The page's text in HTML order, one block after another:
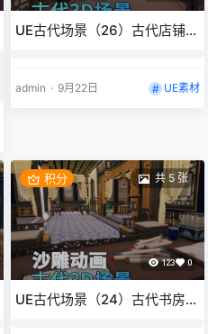
UE古代场景（26）古代店铺室
admin · 9月22日 UE素材
共 5 张
积分
123 0
UE古代场景（24）古代书房多